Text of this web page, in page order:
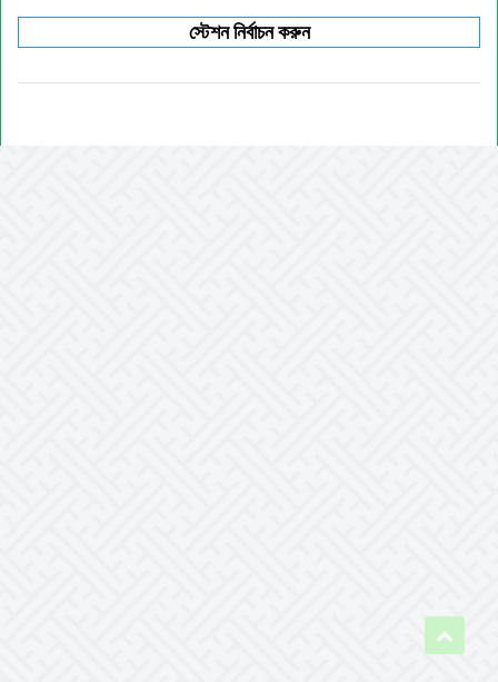
স্টেশন নির্বাচন করুন